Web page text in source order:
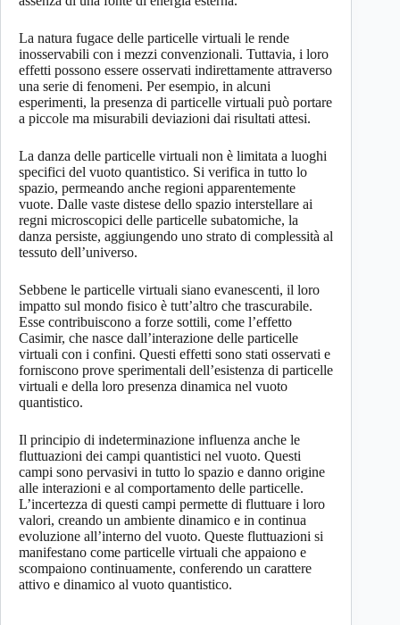
La natura fugace delle particelle virtuali le rende
inosservabili con i mezzi convenzionali. Tuttavia, i loro
effetti possono essere osservati indirettamente attraverso
una serie di fenomeni. Per esempio, in alcuni
esperimenti, la presenza di particelle virtuali può portare
a piccole ma misurabili deviazioni dai risultati attesi.
La danza delle particelle virtuali non è limitata a luoghi
specifici del vuoto quantistico. Si verifica in tutto lo
spazio, permeando anche regioni apparentemente
vuote. Dalle vaste distese dello spazio interstellare ai
regni microscopici delle particelle subatomiche, la
danza persiste, aggiungendo uno strato di complessità al
tessuto dell’universo.
Sebbene le particelle virtuali siano evanescenti, il loro
impatto sul mondo fisico è tutt’altro che trascurabile.
Esse contribuiscono a forze sottili, come l’effetto
Casimir, che nasce dall’interazione delle particelle
virtuali con i confini. Questi effetti sono stati osservati e
forniscono prove sperimentali dell’esistenza di particelle
virtuali e della loro presenza dinamica nel vuoto
quantistico.
Il principio di indeterminazione influenza anche le
fluttuazioni dei campi quantistici nel vuoto. Questi
campi sono pervasivi in tutto lo spazio e danno origine
alle interazioni e al comportamento delle particelle.
L’incertezza di questi campi permette di fluttuare i loro
valori, creando un ambiente dinamico e in continua
evoluzione all’interno del vuoto. Queste fluttuazioni si
manifestano come particelle virtuali che appaiono e
scompaiono continuamente, conferendo un carattere
attivo e dinamico al vuoto quantistico.